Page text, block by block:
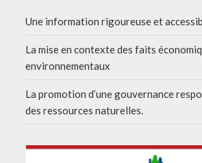
Une information rigoureuse et
La mise en contexte des faits
environnementaux
La promotion d’une gouvernance
des ressources naturelles.